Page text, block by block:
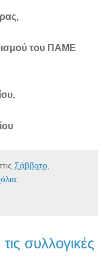
του ΠΑΜΕ
Σάββατο,
συλλογικές